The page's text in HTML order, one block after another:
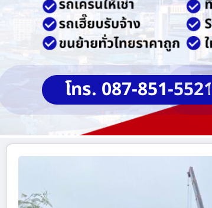
โทร. 087-851-5521